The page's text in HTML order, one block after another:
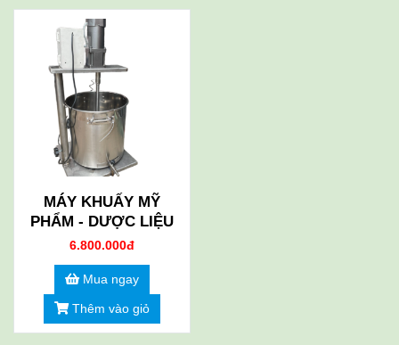
MÁY KHUẤY MỸ
PHẨM - DƯỢC LIỆU
6.800.000đ
Mua ngay
Thêm vào giỏ